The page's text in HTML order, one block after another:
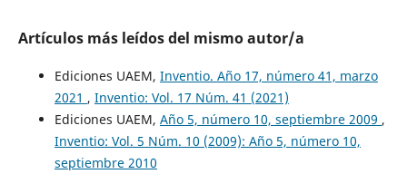
Artículos más leídos del mismo autor/a
Ediciones UAEM, Inventio. Año 17, número 41, marzo
2021 , Inventio: Vol. 17 Núm. 41 (2021)
Ediciones UAEM, Año 5, número 10, septiembre 2009 ,
Inventio: Vol. 5 Núm. 10 (2009): Año 5, número 10,
septiembre 2010